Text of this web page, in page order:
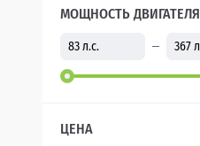
МОЩНОСТЬ ДВИГАТЕЛЯ
ЦЕНА